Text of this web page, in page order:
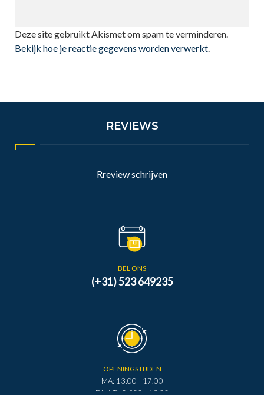
Deze site gebruikt Akismet om spam te verminderen.
Bekijk hoe je reactie gegevens worden verwerkt.
REVIEWS
Rreview schrijven
BEL ONS
(+31) 523 649235
OPENINGSTIJDEN
MA: 13.00 - 17.00